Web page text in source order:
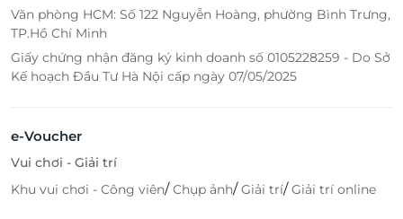
Văn phòng HCM: Số 122 Nguyễn Hoàng, phường Bình Trưng,
TP.Hồ Chí Minh
Giấy chứng nhận đăng ký kinh doanh số 0105228259 - Do Sở
Kế hoạch Đầu Tư Hà Nội cấp ngày 07/05/2025
e-Voucher
Vui chơi - Giải trí
Khu vui chơi - Công viên/Chụp ảnh/Giải trí/Giải trí online